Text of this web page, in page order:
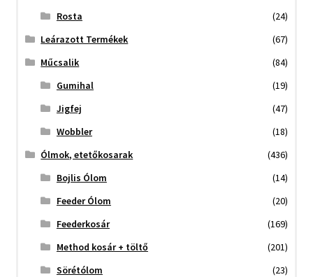
Rosta
(24)
Leárazott Termékek
(67)
Műcsalik
(84)
Gumihal
(19)
Jigfej
(47)
Wobbler
(18)
Ólmok, etetőkosarak
(436)
Bojlis Ólom
(14)
Feeder Ólom
(20)
Feederkosár
(169)
Method kosár + töltő
(201)
Sörétólom
(23)